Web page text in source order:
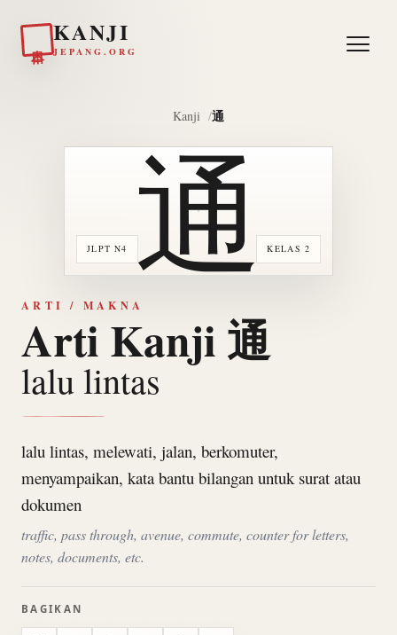
KANJI
JEPANG.ORG
Kanji 通
JLPT N4 KELAS 2
通
ARTI / MAKNA
Arti Kanji 通
lalu lintas
lalu lintas, melewati, jalan, berkomuter,
menyampaikan, kata bantu bilangan untuk surat atau
dokumen
traffic, pass through, avenue, commute, counter for letters,
notes, documents, etc.
BAGIKAN